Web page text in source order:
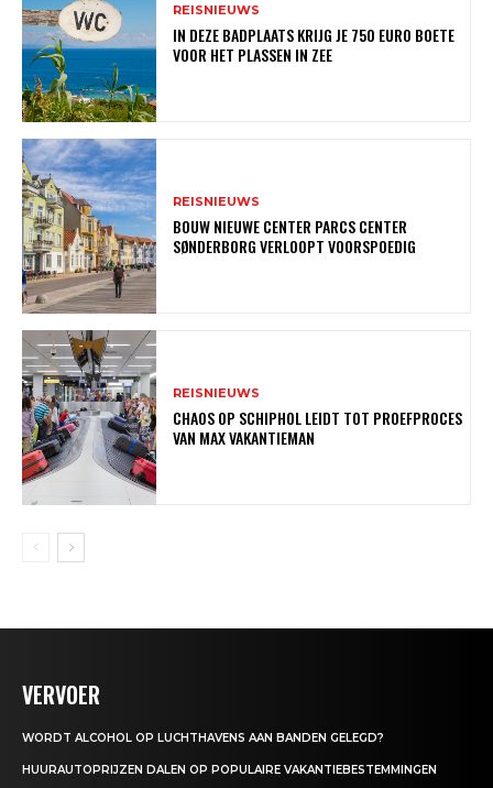
REISNIEUWS
IN DEZE BADPLAATS KRIJG JE 750 EURO BOETE
VOOR HET PLASSEN IN ZEE
REISNIEUWS
BOUW NIEUWE CENTER PARCS CENTER
SØNDERBORG VERLOOPT VOORSPOEDIG
REISNIEUWS
CHAOS OP SCHIPHOL LEIDT TOT PROEFPROCES
VAN MAX VAKANTIEMAN
VERVOER
WORDT ALCOHOL OP LUCHTHAVENS AAN BANDEN GELEGD?
HUURAUTOPRIJZEN DALEN OP POPULAIRE VAKANTIEBESTEMMINGEN